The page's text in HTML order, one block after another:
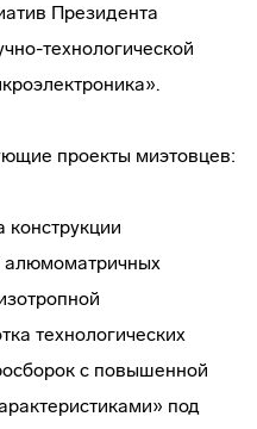
Президента
технологической
проекты миэтовцев:
конструкции
алюмоматричных
технологических
с повышенной
под